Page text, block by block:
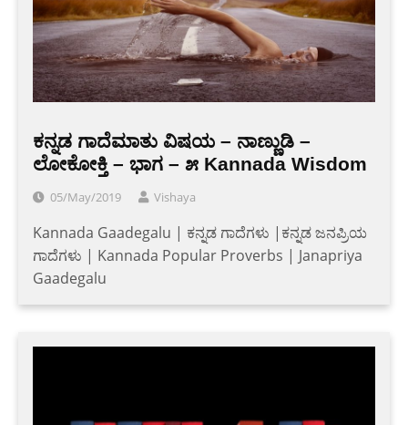
ಕನ್ನಡ ಗಾದೆಮಾತು ವಿಷಯ – ನಾಣ್ಣುಡಿ –
ಲೋಕೋಕ್ತಿ – ಭಾಗ – ೫ Kannada Wisdom
05/May/2019 Vishaya
Kannada Gaadegalu | ಕನ್ನಡ ಗಾದೆಗಳು |ಕನ್ನಡ ಜನಪ್ರಿಯ
ಗಾದೆಗಳು | Kannada Popular Proverbs | Janapriya
Gaadegalu